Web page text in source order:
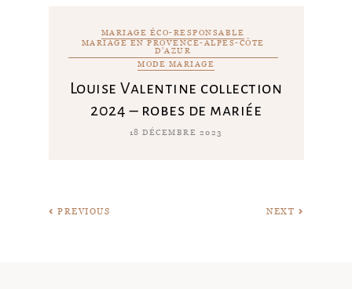
MARIAGE ÉCO-RESPONSABLE
MARIAGE EN PROVENCE-ALPES-CÔTE
D'AZUR
MODE MARIAGE
Louise Valentine collection
2024 – robes de mariée
18 DÉCEMBRE 2023
PREVIOUS NEXT